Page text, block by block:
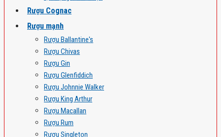
Rượu Cognac
Rượu mạnh
Rượu Ballantine's
Rượu Chivas
Rượu Gin
Rượu Glenfiddich
Rượu Johnnie Walker
Rượu King Arthur
Rượu Macallan
Rượu Rum
Rượu Singleton